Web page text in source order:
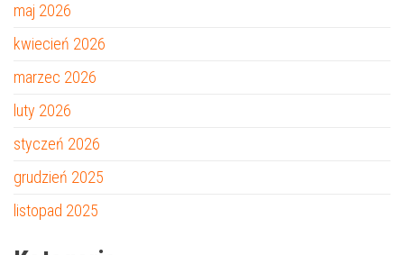
maj 2026
kwiecień 2026
marzec 2026
luty 2026
styczeń 2026
grudzień 2025
listopad 2025